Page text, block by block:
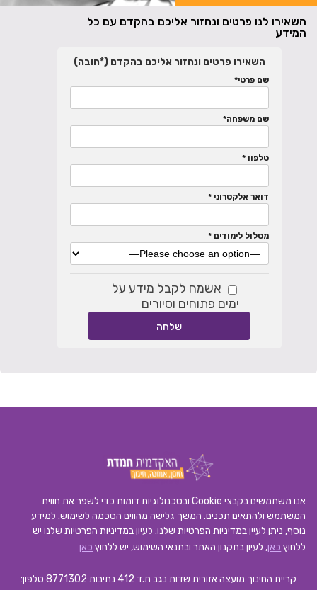
השאירו לנו פרטים ונחזור אליכם בהקדם עם כל
המידע
השאירו פרטים ונחזור אליכם בהקדם (*חובה)
שם פרטי*
שם משפחה*
טלפון *
דואר אלקטרוני *
מסלול לימודים *
אשמח לקבל מידע על
ימים פתוחים וסיורים
אנו משתמשים בקבצי Cookie ובטכנולוגיות דומות כדי לשפר את חווית
המשתמש ולהתאים תכנים. המשך גלישה מהווים הסכמה לשימוש. למידע
נוסף, ניתן לעיין במדיניות הפרטיות שלנו.לעיון במדיניות הפרטיות שלנו יש
ללחוץ כאן, לעיון בתקנון האתר ובתנאי השימוש, יש ללחוץ כאן
קריית החינוך מועצה אזורית שדות נגב ת.ד 412 נתיבות 8771302
טלפון: